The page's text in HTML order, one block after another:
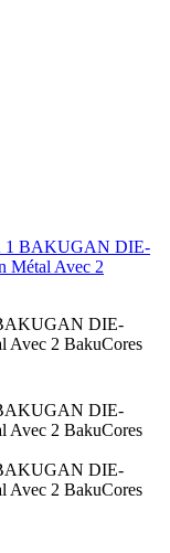
1 BAKUGAN DIE-
Métal Avec 2